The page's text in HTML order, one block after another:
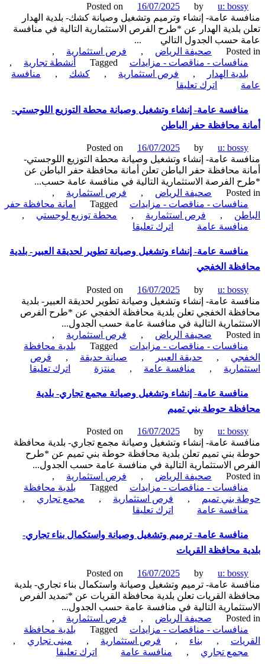
وصيانة
سكن
عمال-
بلدية
تمير
Posted on 16/07/2025 by
u:
عامة- إنشاء وترميم وتشغيل وصيانة كشك- بلدية الهدار
بلدية الهدار عن *طرح الفرص الاستثمارية التالية في منافسة
حسب الجدول التالي ...
صحيفة الرياض , فرص استثمارية
,
- مناقصات - مزايدات
Tagged أنشطة تجارية
,
الهدار
, فرص استثمارية , كشك ,
منافسة
اترك تعليقاon
عامة-
إنشاء
وترميم
وصيانة
كشك-
بلدية
الهدار
عامة- إنشاء وتشغيل وصيانة محطة التوزيع اللوجستي-
محافظة حفر الباطن
Posted on 16/07/2025 by
u:
عامة- إنشاء وتشغيل وصيانة محطة التوزيع اللوجستي-
محافظة حفر الباطن تعلن أمانة محافظة حفر الباطن عن
الفرصة الاستثمارية التالية في منافسة عامة حسب...
صحيفة الرياض , فرص استثمارية
,
- مناقصات - مزايدات
Tagged
امانة محافظة حفر
, فرص استثمارية , محطة توزيع لوجستي
,
عامة
اترك تعليقاon
عامة-
إنشاء
محطة
التوزيع
اللوجستي-
أمانة
محافظة
حفر
الباطن
عامة- إنشاء وتشغيل وصيانة تطوير لحديقة العبير- بلدية
الخفجي
Posted on 16/07/2025 by
u:
عامة- إنشاء وتشغيل وصيانة تطوير لحديقة العبير- بلدية
الخفجي تعلن بلدية محافظة الخفجي عن *طرح الفرص
التالية في منافسة عامة حسب الجدول...
صحيفة الرياض , فرص استثمارية
,
- مناقصات - مزايدات
Tagged
بلدية محافظة
, حديقة العبير , صيانة حديقة ,
فرص
, منافسة عامة , منتزة اترك تعليقاon
عامة-
إنشاء
لحديقة
العبير-
بلدية
الخفجي
عامة- إنشاء وتشغيل وصيانة مجمع تجاري- بلدية
حوطة بني تميم
Posted on 16/07/2025 by
u:
عامة- إنشاء وتشغيل وصيانة مجمع تجاري- بلدية محافظة
بني تميم تعلن بلدية محافظة حوطة بني تميم عن *طرح
الاستثمارية التالية في منافسة عامة حسب الجدول...
صحيفة الرياض , فرص استثمارية
,
- مناقصات - مزايدات
Tagged
بلدية محافظة
بني تميم
, فرص استثمارية , مجمع تجاري
,
عامة
اترك تعليقاon
عامة-
إنشاء
مجمع
تجاري-
بلدية
محافظة
حوطة
بني
تميم
عامة- ترميم وتشغيل وصيانة واستكمال بناء تجاري-
محافظة القريات
Posted on 16/07/2025 by
u:
عامة- ترميم وتشغيل وصيانة واستكمال بناء تجاري- بلدية
القريات تعلن بلدية محافظة القريات عن *تمديد الفرص
التالية في منافسة عامة حسب الجدول...
صحيفة الرياض , فرص استثمارية
,
- مناقصات - مزايدات
Tagged
بلدية محافظة
, بناء , فرص استثمارية , مبنى تجاري
,
تجاري
, منافسة عامة اترك تعليقاon